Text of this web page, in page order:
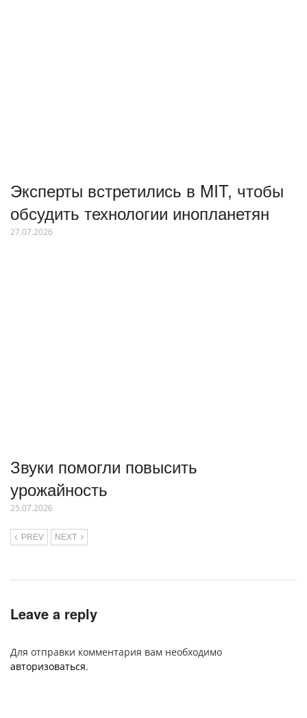
Эксперты встретились в MIT, чтобы
обсудить технологии инопланетян
27.07.2026
Звуки помогли повысить
урожайность
25.07.2026
PREV NEXT
Leave a reply
Для отправки комментария вам необходимо
авторизоваться.